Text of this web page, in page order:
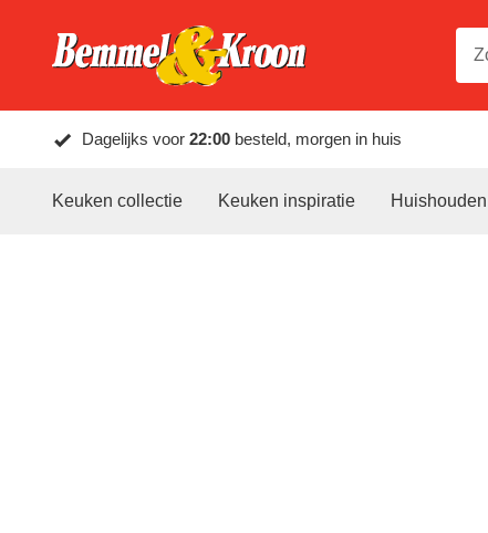
Dagelijks voor 22:00 besteld, morgen in huis
Keuken collectie Keuken inspiratie Huishouden